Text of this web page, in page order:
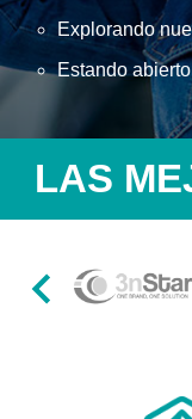
Explorando
Estando
LAS